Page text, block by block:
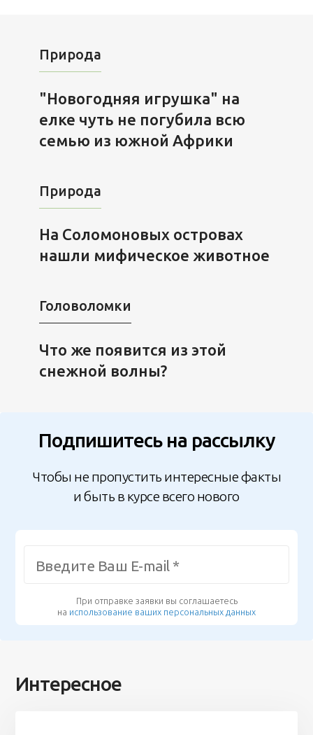
Природа
"Новогодняя игрушка" на
елке чуть не погубила всю
семью из южной Африки
Природа
На Соломоновых островах
нашли мифическое животное
Головоломки
Что же появится из этой
снежной волны?
Подпишитесь на рассылку
Чтобы не пропустить интересные факты
и быть в курсе всего нового
При отправке заявки вы соглашаетесь
на использование ваших персональных данных
Интересное